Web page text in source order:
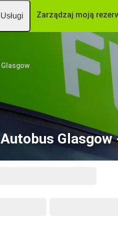
Usługi Zarządzaj moją
Glasgow
Autobus Glasgow